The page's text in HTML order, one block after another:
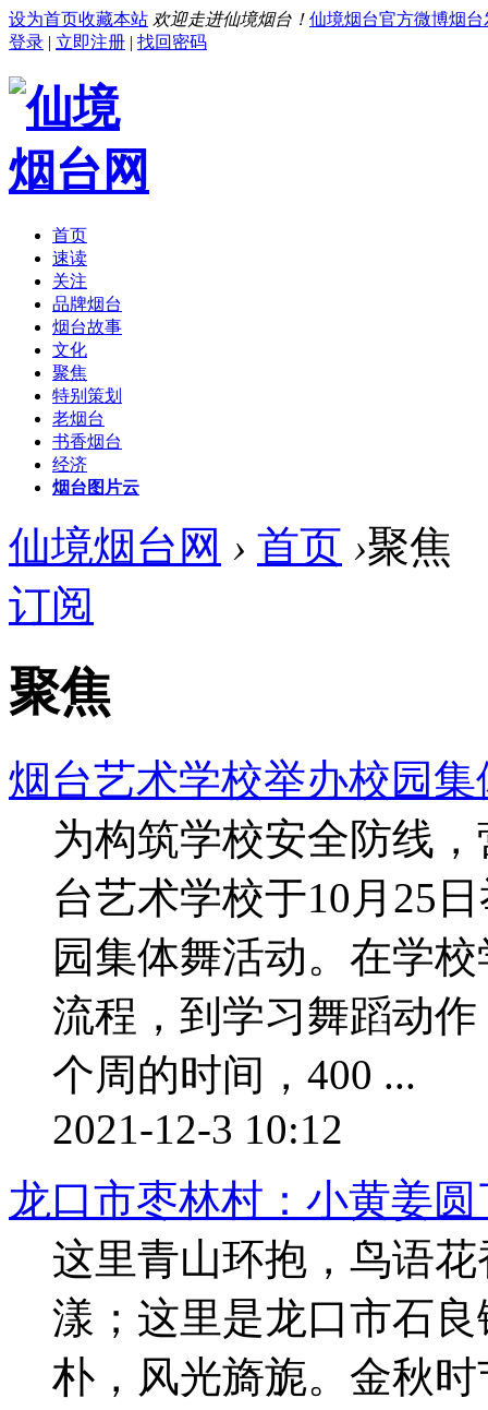
设为首页收藏本站 欢迎走进仙境烟台！ 仙境烟台官方微博烟台
登录 | 立即注册 | 找回密码
首页
速读
关注
品牌烟台
烟台故事
文化
聚焦
特别策划
老烟台
书香烟台
经济
烟台图片云
仙境烟台网 › 首页 ›聚焦
订阅
聚焦
烟台艺术学校举办校园
为构筑学校安全防线
台艺术学校于10月25
园集体舞活动。在学
流程，到学习舞蹈动
个周的时间，400 ...
2021-12-3 10:12
龙口市枣林村：小黄姜圆
这里青山环抱，鸟语
漾；这里是龙口市石
朴，风光旖旎。金秋